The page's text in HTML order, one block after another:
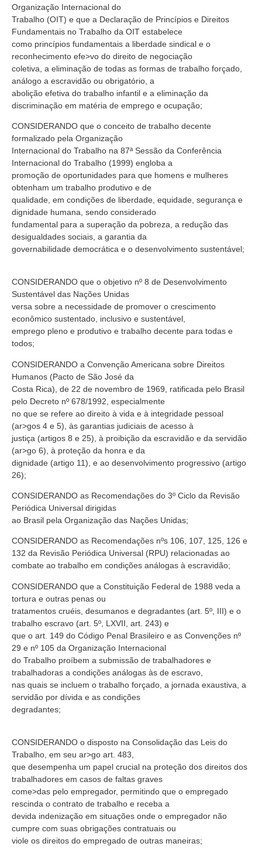
Organização Internacional do
Trabalho (OIT) e que a Declaração de Princípios e Direitos
Fundamentais no Trabalho da OIT estabelece
como princípios fundamentais a liberdade sindical e o
reconhecimento efe>vo do direito de negociação
coletiva, a eliminação de todas as formas de trabalho forçado,
análogo a escravidão ou obrigatório, a
abolição efetiva do trabalho infantil e a eliminação da
discriminação em matéria de emprego e ocupação;
CONSIDERANDO que o conceito de trabalho decente
formalizado pela Organização
Internacional do Trabalho na 87ª Sessão da Conferência
Internacional do Trabalho (1999) engloba a
promoção de oportunidades para que homens e mulheres
obtenham um trabalho produtivo e de
qualidade, em condições de liberdade, equidade, segurança e
dignidade humana, sendo considerado
fundamental para a superação da pobreza, a redução das
desigualdades sociais, a garantia da
governabilidade democrática e o desenvolvimento sustentável;
CONSIDERANDO que o objetivo nº 8 de Desenvolvimento
Sustentável das Nações Unidas
versa sobre a necessidade de promover o crescimento
econômico sustentado, inclusivo e sustentável,
emprego pleno e produtivo e trabalho decente para todas e
todos;
CONSIDERANDO a Convenção Americana sobre Direitos
Humanos (Pacto de São José da
Costa Rica), de 22 de novembro de 1969, ratificada pelo Brasil
pelo Decreto nº 678/1992, especialmente
no que se refere ao direito à vida e à integridade pessoal
(ar>gos 4 e 5), às garantias judiciais de acesso à
justiça (artigos 8 e 25), à proibição da escravidão e da servidão
(ar>go 6), à proteção da honra e da
dignidade (artigo 11), e ao desenvolvimento progressivo (artigo
26);
CONSIDERANDO as Recomendações do 3º Ciclo da Revisão
Periódica Universal dirigidas
ao Brasil pela Organização das Nações Unidas;
CONSIDERANDO as Recomendações nºs 106, 107, 125, 126 e
132 da Revisão Periódica Universal (RPU) relacionadas ao
combate ao trabalho em condições análogas à escravidão;
CONSIDERANDO que a Constituição Federal de 1988 veda a
tortura e outras penas ou
tratamentos cruéis, desumanos e degradantes (art. 5º, III) e o
trabalho escravo (art. 5º, LXVII, art. 243) e
que o art. 149 do Código Penal Brasileiro e as Convenções nº
29 e nº 105 da Organização Internacional
do Trabalho proíbem a submissão de trabalhadores e
trabalhadoras a condições análogas às de escravo,
nas quais se incluem o trabalho forçado, a jornada exaustiva, a
servidão por dívida e as condições
degradantes;
CONSIDERANDO o disposto na Consolidação das Leis do
Trabalho, em seu ar>go art. 483,
que desempenha um papel crucial na proteção dos direitos dos
trabalhadores em casos de faltas graves
come>das pelo empregador, permitindo que o empregado
rescinda o contrato de trabalho e receba a
devida indenização em situações onde o empregador não
cumpre com suas obrigações contratuais ou
viole os direitos do empregado de outras maneiras;